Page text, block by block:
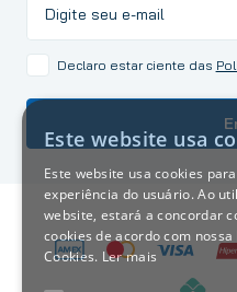
Declaro estar ciente das
Este website usa
Este website usa cookies
experiência do usuário. Ao
website, estará a concordar
cookies de acordo com nossa
Cookies. Ler mais